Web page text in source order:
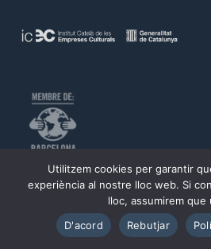
©PROA 2026.
Política de privadesa Avís legal
Utilitzem cookies per garantir
experiència al nostre lloc web. Si
lloc, assumirem que
D'acord
Rebutjar